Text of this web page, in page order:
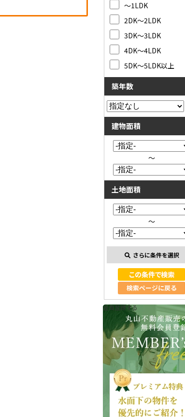
～1LDK
2DK～2LDK
3DK～3LDK
4DK～4LDK
5DK～5LDK以上
築年数
建物面積
～
土地面積
～
さらに条件を選択
検索ページに戻る
会員登録する